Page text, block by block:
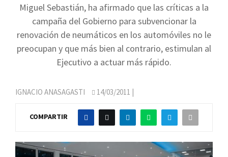
Miguel Sebastián, ha afirmado que las críticas a la
campaña del Gobierno para subvencionar la
renovación de neumáticos en los automóviles no le
preocupan y que más bien al contrario, estimulan al
Ejecutivo a actuar más rápido.
IGNACIO ANASAGASTI 14/03/2011 |
COMPARTIR